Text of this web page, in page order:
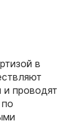
в
проводят